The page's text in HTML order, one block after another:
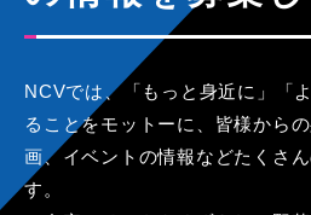
NCVでは、「もっと身近に」「
ることをモットーに、皆様から
画、イベントの情報などたくさ
す。